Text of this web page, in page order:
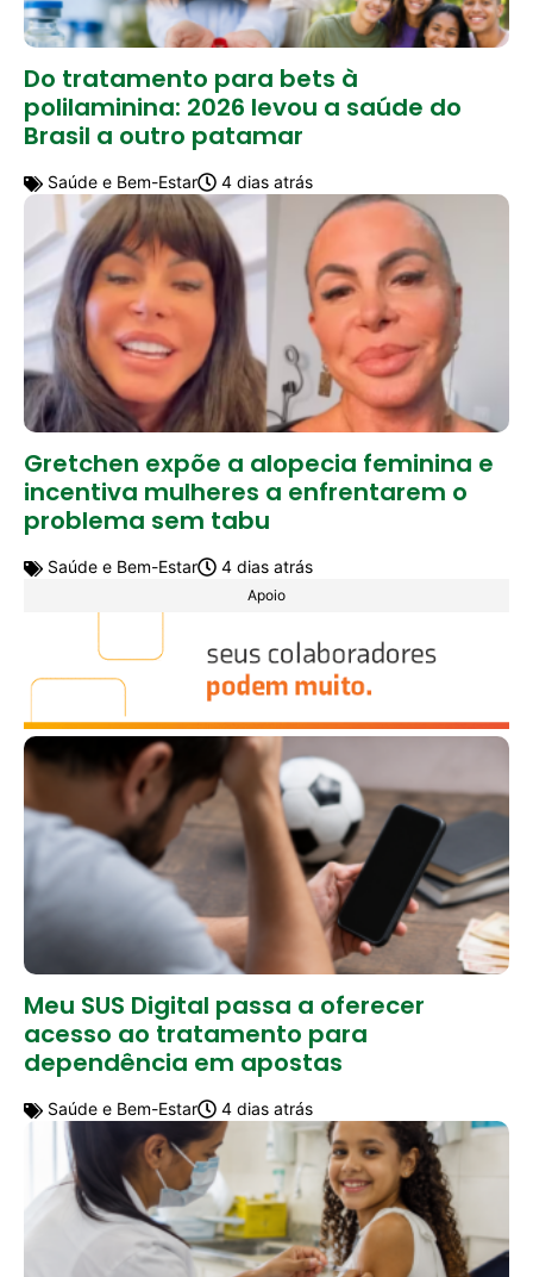
Do tratamento para bets à
polilaminina: 2026 levou a saúde do
Brasil a outro patamar
Saúde e Bem-Estar 4 dias atrás
Gretchen expõe a alopecia feminina e
incentiva mulheres a enfrentarem o
problema sem tabu
Saúde e Bem-Estar 4 dias atrás
Apoio
Meu SUS Digital passa a oferecer
acesso ao tratamento para
dependência em apostas
Saúde e Bem-Estar 4 dias atrás